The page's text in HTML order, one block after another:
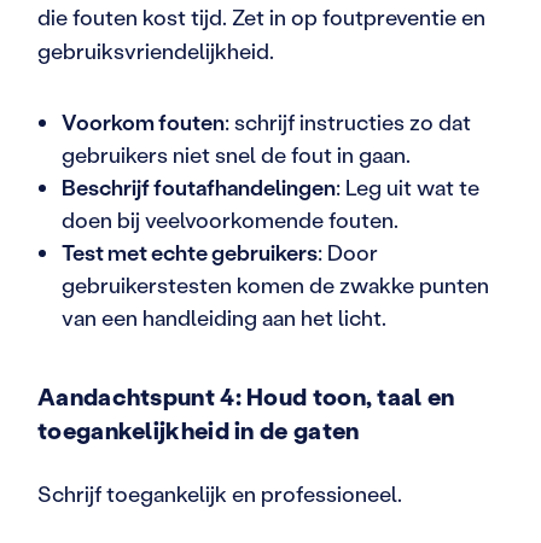
die fouten kost tijd. Zet in op foutpreventie en
gebruiksvriendelijkheid.
Voorkom fouten: schrijf instructies zo dat
gebruikers niet snel de fout in gaan.
Beschrijf foutafhandelingen: Leg uit wat te
doen bij veelvoorkomende fouten.
Test met echte gebruikers: Door
gebruikerstesten komen de zwakke punten
van een handleiding aan het licht.
Aandachtspunt 4: Houd toon, taal en
toegankelijkheid in de gaten
Schrijf toegankelijk en professioneel.